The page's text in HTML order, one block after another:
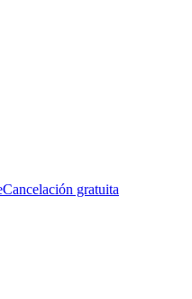
Cancelación gratuita